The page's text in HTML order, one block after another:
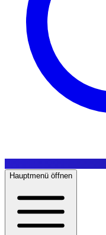
Hauptmenü öffnen